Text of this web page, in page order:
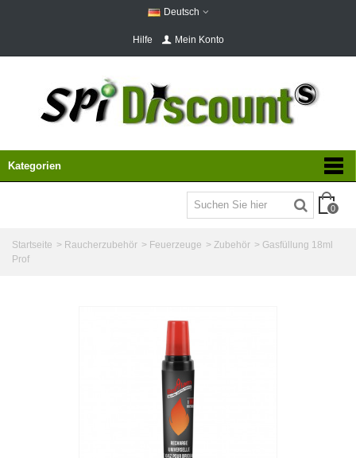
Deutsch
Hilfe Mein Konto
Kategorien
0
Startseite > Raucherzubehör > Feuerzeuge > Zubehör > Gasfüllung 18ml
Prof